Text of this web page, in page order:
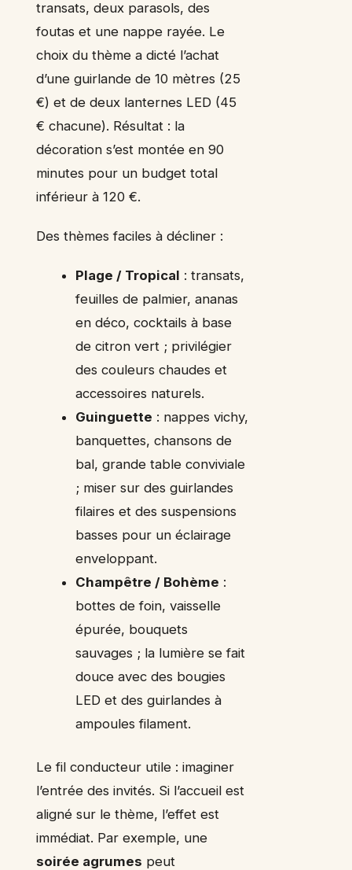
transats, deux parasols, des
foutas et une nappe rayée. Le
choix du thème a dicté l’achat
d’une guirlande de 10 mètres (25
€) et de deux lanternes LED (45
€ chacune). Résultat : la
décoration s’est montée en 90
minutes pour un budget total
inférieur à 120 €.
Des thèmes faciles à décliner :
Plage / Tropical : transats,
feuilles de palmier, ananas
en déco, cocktails à base
de citron vert ; privilégier
des couleurs chaudes et
accessoires naturels.
Guinguette : nappes vichy,
banquettes, chansons de
bal, grande table conviviale
; miser sur des guirlandes
filaires et des suspensions
basses pour un éclairage
enveloppant.
Champêtre / Bohème :
bottes de foin, vaisselle
épurée, bouquets
sauvages ; la lumière se fait
douce avec des bougies
LED et des guirlandes à
ampoules filament.
Le fil conducteur utile : imaginer
l’entrée des invités. Si l’accueil est
aligné sur le thème, l’effet est
immédiat. Par exemple, une
soirée agrumes peut